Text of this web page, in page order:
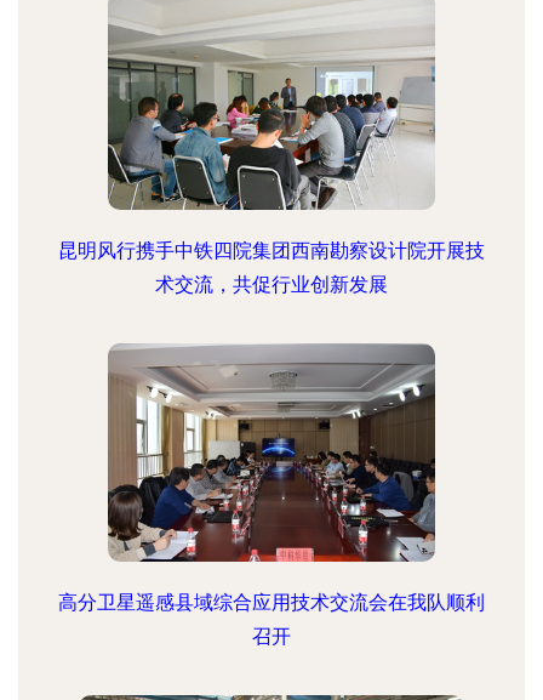
昆明风行携手中铁四院集团西南勘察设计院开展技
术交流，共促行业创新发展
高分卫星遥感县域综合应用技术交流会在我队顺利
召开